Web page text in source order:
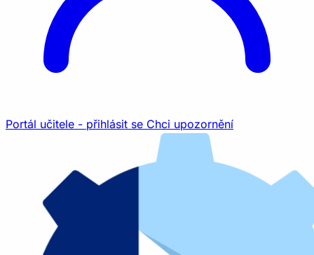
Portál učitele - přihlásit se Chci upozornění